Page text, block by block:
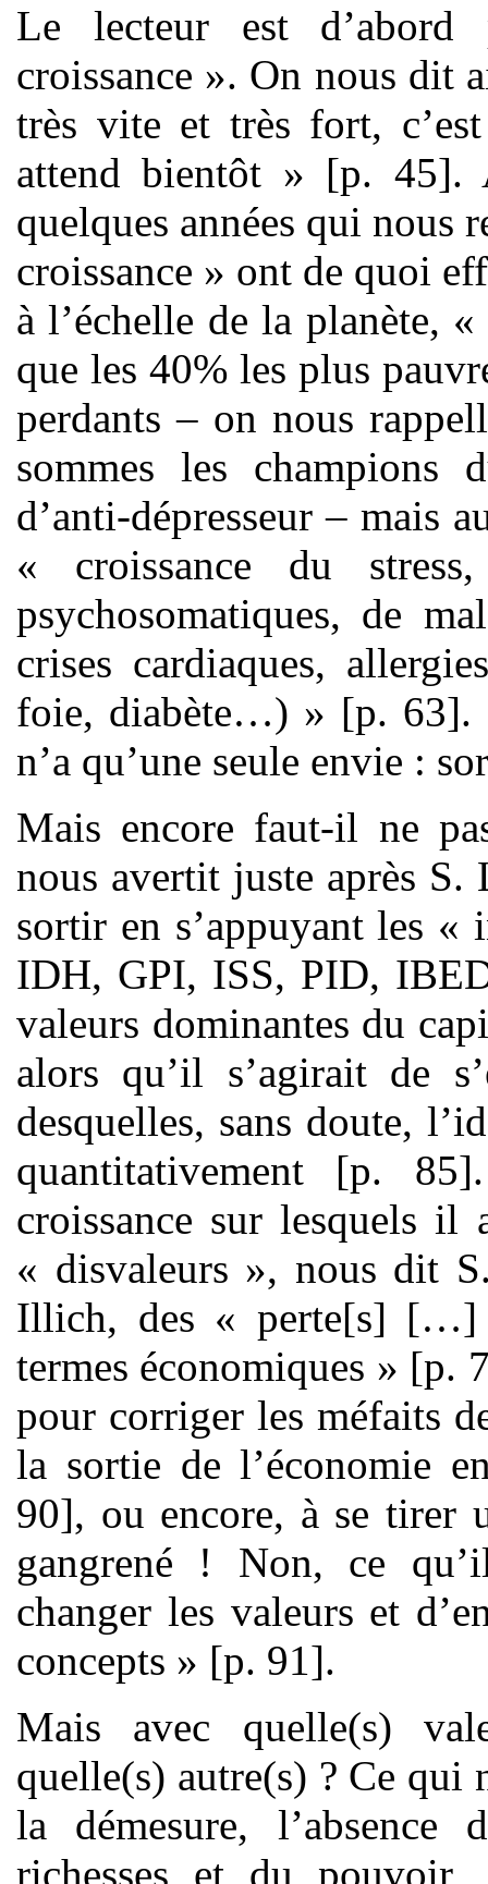
Le lecteur est
croissance ». On nous dit
très vite et très fort,
attend bientôt » [p. 45].
quelques années qui nous
croissance » ont de quoi
à l’échelle de la planète,
que les 40% les plus
perdants – on nous
sommes les champions
d’anti-dépresseur – mais
« croissance du
psychosomatiques, de
crises cardiaques,
foie, diabète…) » [p. 63].
n’a qu’une seule envie :
Mais encore faut-il ne
nous avertit juste après S.
sortir en s’appuyant les
IDH, GPI, ISS, PID,
valeurs dominantes du
alors qu’il s’agirait de
desquelles, sans doute,
quantitativement [p.
croissance sur lesquels il
« disvaleurs », nous dit
Illich, des « perte[s] […]
termes économiques » [p.
pour corriger les méfaits
la sortie de l’économie
90], ou encore, à se tirer
gangrené ! Non, ce
changer les valeurs et
concepts » [p. 91].
Mais avec quelle(s)
quelle(s) autre(s) ? Ce qui
la démesure,
richesses et du